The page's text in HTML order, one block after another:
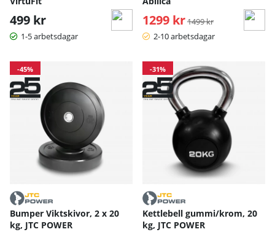
499 kr
1-5 arbetsdagar
1299 kr Ordinarie pris:
1499 kr
2-10 arbetsdagar
-45%
Bumper Viktskivor, 2 x 20
kg, JTC POWER
-31%
Kettlebell gummi/krom, 20
kg, JTC POWER